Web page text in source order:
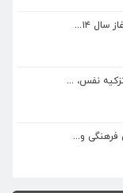
۱۴...
نفس، ...
فرهنگی و...